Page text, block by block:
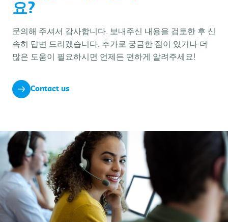
요?
문의해 주셔서 감사합니다. 보내주신 내용을 검토한 후 신
속히 답변 드리겠습니다. 추가로 궁금한 점이 있거나 더
많은 도움이 필요하시면 언제든 편하게 알려주세요!
Contact us